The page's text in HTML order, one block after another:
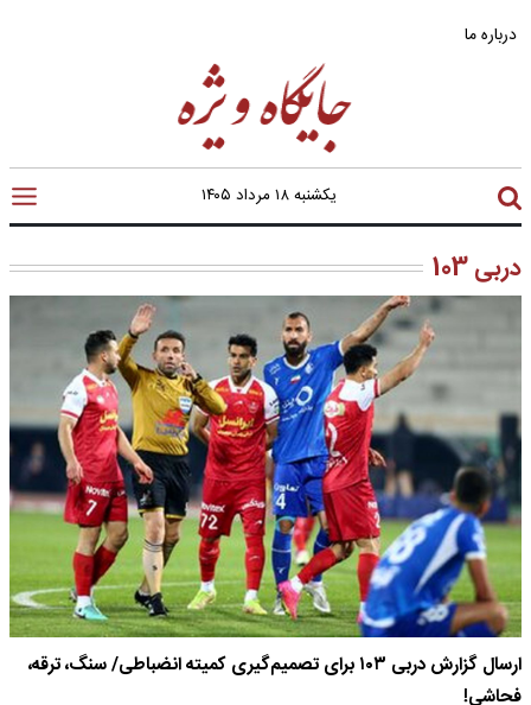
درباره ما
یکشنبه ۱۸ مرداد ۱۴۰۵
دربی 103
ارسال گزارش دربی ۱۰۳ برای تصمیم‌گیری کمیته انضباطی/ سنگ، ترقه،
فحاشی!